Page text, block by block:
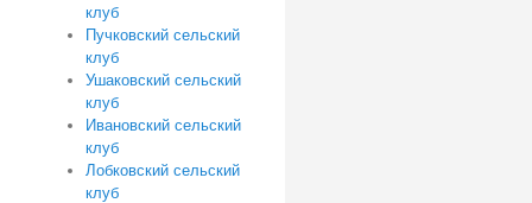
клуб
Пучковский сельский
клуб
Ушаковский сельский
клуб
Ивановский сельский
клуб
Лобковский сельский
клуб